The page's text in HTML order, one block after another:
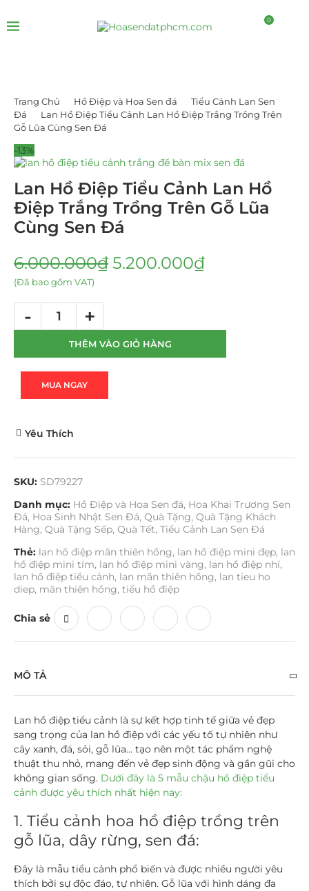
0
Trang Chủ Hồ Điệp và Hoa Sen đá
Tiểu Cảnh Lan Sen
Đá
Lan Hồ Điệp Tiểu Cảnh Lan Hồ Điệp Trắng Trồng Trên
Gỗ Lũa Cùng Sen Đá
-13%
Lan Hồ Điệp Tiểu Cảnh Lan Hồ
Điệp Trắng Trồng Trên Gỗ Lũa
Cùng Sen Đá
6.000.000₫ 5.200.000₫
(Đã bao gồm VAT)
THÊM VÀO GIỎ HÀNG
MUA NGAY
Yêu Thích
SKU: SD79227
Danh mục: Hồ Điệp và Hoa Sen đá, Hoa Khai Trương Sen
Đá, Hoa Sinh Nhật Sen Đá, Quà Tặng, Quà Tặng Khách
Hàng, Quà Tặng Sếp, Quà Tết, Tiểu Cảnh Lan Sen Đá
Thẻ: lan hồ điệp mãn thiên hồng, lan hồ điệp mini đẹp, lan
hồ điệp mini tím, lan hồ điệp mini vàng, lan hồ điệp nhí,
lan hồ điệp tiểu cảnh, lan mãn thiên hồng, lan tieu ho
diep, mãn thiên hồng, tiểu hồ điệp
Chia sẻ
MÔ TẢ
Lan hồ điệp tiểu cảnh là sự kết hợp tinh tế giữa vẻ đẹp
sang trọng của lan hồ điệp với các yếu tố tự nhiên như
cây xanh, đá, sỏi, gỗ lũa… tạo nên một tác phẩm nghệ
thuật thu nhỏ, mang đến vẻ đẹp sinh động và gần gũi cho
không gian sống. Dưới đây là 5 mẫu chậu hồ điệp tiểu
cảnh được yêu thích nhất hiện nay:
1. Tiểu cảnh hoa hồ điệp trồng trên
gỗ lũa, dây rừng, sen đá:
Đây là mẫu tiểu cảnh phổ biến và được nhiều người yêu
thích bởi sự độc đáo, tự nhiên. Gỗ lũa với hình dáng đa